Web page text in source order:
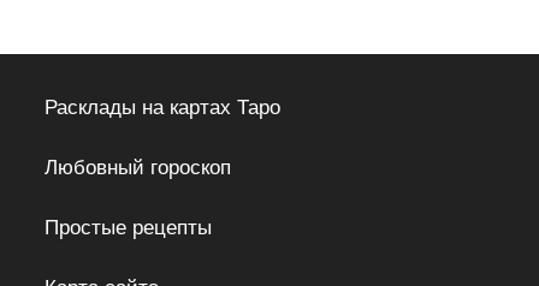
Расклады на картах Таро
Любовный гороскоп
Простые рецепты